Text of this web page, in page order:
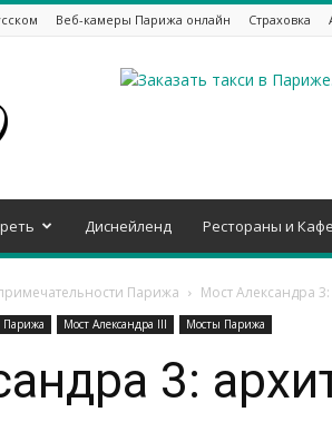
Веб-камеры Парижа онлайн Страховка
Диснейленд Рестораны и Кафе
Парижа Мост Александра
Парижа Мост Александра III Мосты Парижа
3: